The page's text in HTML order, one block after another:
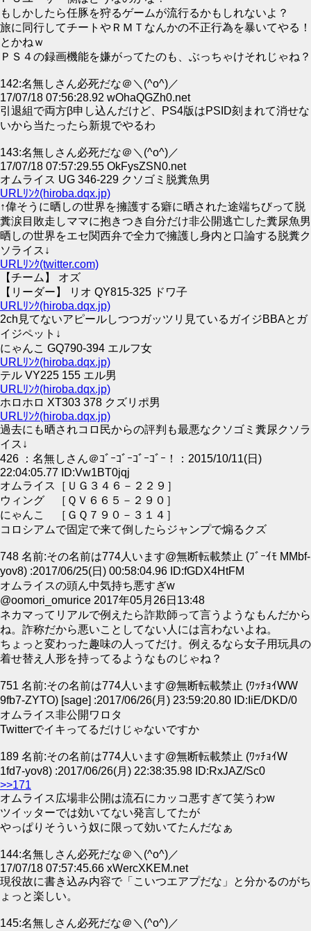
もしかしたら任豚を狩るゲームが流行るかもしれないよ？
旅に同行してチートやＲＭＴなんかの不正行為を暴いてやる！
とかねｗ
ＰＳ４の録画機能を嫌がってたのも、ぶっちゃけそれじゃね？
142:名無しさん必死だな＠＼(^o^)／
17/07/18 07:56:28.92 wOhaQGZh0.net
引退組で両方β申し込んだけど、PS4版はPSID刻まれて消せな
いから当たったら新規でやるわ
143:名無しさん必死だな＠＼(^o^)／
17/07/18 07:57:29.55 OkFysZSN0.net
オムライス UG 346-229 クソゴミ脱糞魚男
URLﾘﾝｸ(hiroba.dqx.jp)
↑偉そうに晒しの世界を擁護する癖に晒された途端ちびって脱
糞涙目敗走しママに抱きつき自分だけ非公開逃亡した糞尿魚男
晒しの世界をエセ関西弁で全力で擁護し身内と口論する脱糞ク
ソライス↓
URLﾘﾝｸ(twitter.com)
【チーム】 オズ
【リーダー】 リオ QY815-325 ドワ子
URLﾘﾝｸ(hiroba.dqx.jp)
2ch見てないアピールしつつガッツリ見ているガイジBBAとガ
イジペット↓
にゃんこ GQ790-394 エルフ女
URLﾘﾝｸ(hiroba.dqx.jp)
テル VY225 155 エル男
URLﾘﾝｸ(hiroba.dqx.jp)
ホロホロ XT303 378 クズリポ男
URLﾘﾝｸ(hiroba.dqx.jp)
過去にも晒されコロ民からの評判も最悪なクソゴミ糞尿クソラ
イス↓
426 ：名無しさん＠ｺﾞｰｺﾞｰｺﾞｰｺﾞｰ！：2015/10/11(日)
22:04:05.77 ID:Vw1BT0jqj
オムライス［ＵＧ３４６－２２９］
ウィング ［ＱＶ６６５－２９０］
にゃんこ ［ＧＱ７９０－３１４］
コロシアムで固定で来て倒したらジャンプで煽るクズ
748 名前:その名前は774人います@無断転載禁止 (ﾌﾞｰｲﾓ MMbf-
yov8) :2017/06/25(日) 00:58:04.96 ID:fGDX4HtFM
オムライスの頭ん中気持ち悪すぎw
@oomori_omurice 2017年05月26日13:48
ネカマってリアルで例えたら詐欺師って言うようなもんだから
ね。詐称だから悪いことしてない人には言わないよね。
ちょっと変わった趣味の人ってだけ。例えるなら女子用玩具の
着せ替え人形を持ってるようなものじゃね？
751 名前:その名前は774人います@無断転載禁止 (ﾜｯﾁｮｲWW
9fb7-ZYTO) [sage] :2017/06/26(月) 23:59:20.80 ID:IiE/DKD/0
オムライス非公開ワロタ
Twitterでイキってるだけじゃないですか
189 名前:その名前は774人います@無断転載禁止 (ﾜｯﾁｮｲW
1fd7-yov8) :2017/06/26(月) 22:38:35.98 ID:RxJAZ/Sc0
>>171
オムライス広場非公開は流石にカッコ悪すぎて笑うわw
ツイッターでは効いてない発言してたが
やっぱりそういう奴に限って効いてたんだなぁ
144:名無しさん必死だな＠＼(^o^)／
17/07/18 07:57:45.66 xWercXKEM.net
現役故に書き込み内容で「こいつエアプだな」と分かるのがち
ょっと楽しい。
145:名無しさん必死だな＠＼(^o^)／